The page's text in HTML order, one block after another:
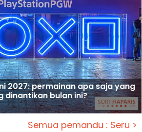
2027: permainan apa saja yang
dinantikan bulan ini?
Semua pemandu : Seru >